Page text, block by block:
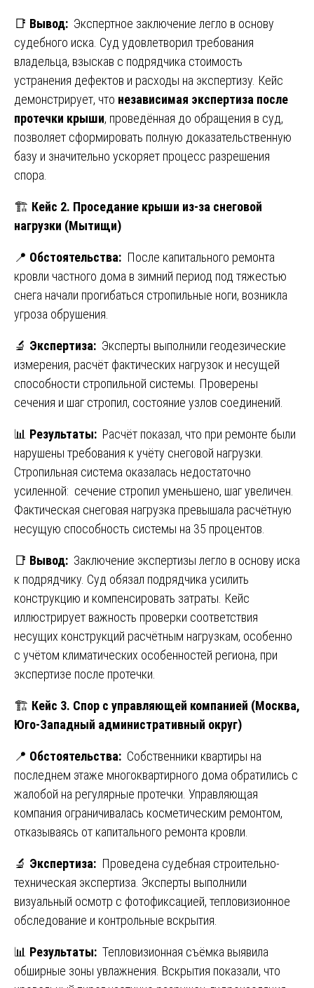
📑 Вывод: Экспертное заключение легло в основу
судебного иска. Суд удовлетворил требования
владельца, взыскав с подрядчика стоимость
устранения дефектов и расходы на экспертизу. Кейс
демонстрирует, что независимая экспертиза после
протечки крыши, проведённая до обращения в суд,
позволяет сформировать полную доказательственную
базу и значительно ускоряет процесс разрешения
спора.
🏗️ Кейс 2. Проседание крыши из-за снеговой
нагрузки (Мытищи)
📍 Обстоятельства: После капитального ремонта
кровли частного дома в зимний период под тяжестью
снега начали прогибаться стропильные ноги, возникла
угроза обрушения.
🔬 Экспертиза: Эксперты выполнили геодезические
измерения, расчёт фактических нагрузок и несущей
способности стропильной системы. Проверены
сечения и шаг стропил, состояние узлов соединений.
📊 Результаты: Расчёт показал, что при ремонте были
нарушены требования к учёту снеговой нагрузки.
Стропильная система оказалась недостаточно
усиленной: сечение стропил уменьшено, шаг увеличен.
Фактическая снеговая нагрузка превышала расчётную
несущую способность системы на 35 процентов.
📑 Вывод: Заключение экспертизы легло в основу иска
к подрядчику. Суд обязал подрядчика усилить
конструкцию и компенсировать затраты. Кейс
иллюстрирует важность проверки соответствия
несущих конструкций расчётным нагрузкам, особенно
с учётом климатических особенностей региона, при
экспертизе после протечки.
🏗️ Кейс 3. Спор с управляющей компанией (Москва,
Юго-Западный административный округ)
📍 Обстоятельства: Собственники квартиры на
последнем этаже многоквартирного дома обратились с
жалобой на регулярные протечки. Управляющая
компания ограничивалась косметическим ремонтом,
отказываясь от капитального ремонта кровли.
🔬 Экспертиза: Проведена судебная строительно-
техническая экспертиза. Эксперты выполнили
визуальный осмотр с фотофиксацией, тепловизионное
обследование и контрольные вскрытия.
📊 Результаты: Тепловизионная съёмка выявила
обширные зоны увлажнения. Вскрытия показали, что